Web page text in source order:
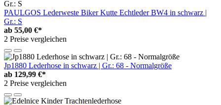
PAULGOS Lederweste Biker Kutte Echtleder BW4 in schwarz |
Gr.: S
ab 55,00 €*
2 Preise vergleichen
Jp1880 Lederhose in schwarz | Gr.: 68 - Normalgröße
ab 129,99 €*
2 Preise vergleichen